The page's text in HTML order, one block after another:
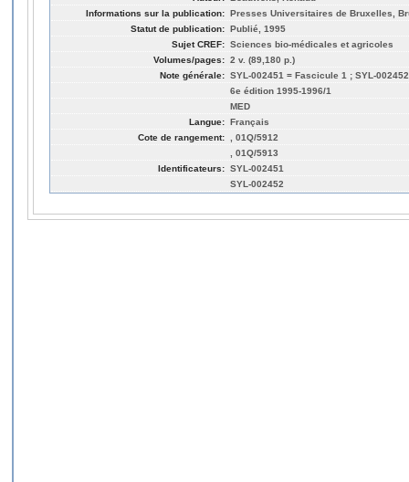
Informations sur la publication: Presses Universitaires de Bruxelles,
Statut de publication: Publié, 1995
Sujet CREF: Sciences bio-médicales et agricoles
Volumes/pages: 2 v. (89,180 p.)
Note générale: SYL-002451 = Fascicule 1 ; SYL-
6e édition 1995-1996/1
MED
Langue: Français
Cote de rangement:
, 01Q/5912
, 01Q/5913
Identificateurs: SYL-002451
SYL-002452